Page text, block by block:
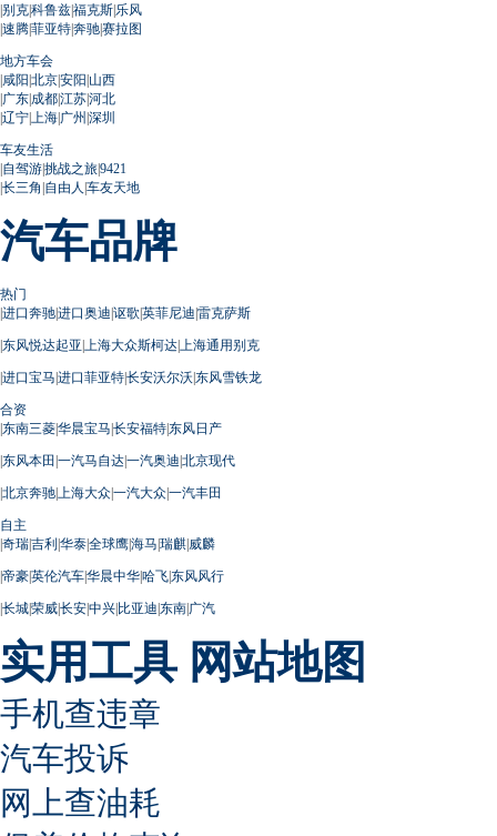
|别克|科鲁兹|福克斯|乐风
|速腾|菲亚特|奔驰|赛拉图
地方车会
|咸阳|北京|安阳|山西
|广东|成都|江苏|河北
|辽宁| 上海|广州 |深圳
车友生活
|自驾游|挑战之旅|9421
|长三角 |自由人 |车友天地
汽车品牌
热门
|进口奔驰|进口奥迪|讴歌|英菲尼迪|雷克萨斯
|东风悦达起亚| 上海大众斯柯达| 上海通用别克
|进口宝马|进口菲亚特|长安沃尔沃|东风雪铁龙
合资
|东南三菱|华晨宝马|长安福特|东风日产
|东风本田 |一汽马自达|一汽奥迪|北京现代
|北京奔驰| 上海大众|一汽大众|一汽丰田
自主
|奇瑞|吉利|华泰|全球鹰|海马|瑞麒|威麟
|帝豪|英伦汽车|华晨中华|哈飞|东风风行
|长城|荣威|长安|中兴|比亚迪|东南|广汽
实用工具 网站地图
手机查违章
汽车投诉
网上查油耗